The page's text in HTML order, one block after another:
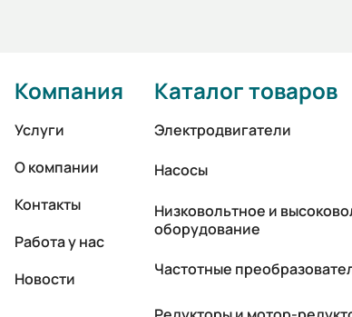
Компания
Услуги
О компании
Контакты
Работа у нас
Новости
Каталог товаров
Электродвигатели
Насосы
Низковольтное и
оборудование
Частотные